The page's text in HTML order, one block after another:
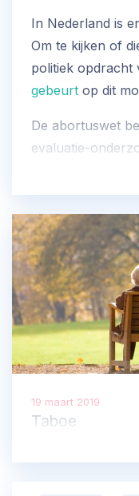
In Nederland is
Om te kijken of
politiek opdracht
gebeurt op dit
De abortuswet
evaluatie-
beladen
wordt
Daarnaast wordt
eigen arts en
arts) en achteraf
en eventueel
gecontroleerd.
burgers,
19 maart 2019
Taboe